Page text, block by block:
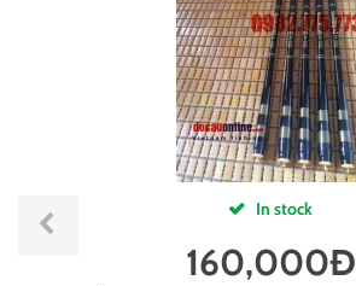
In stock
160,000Đ